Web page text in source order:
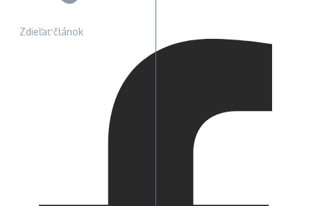
Zdieľať článok